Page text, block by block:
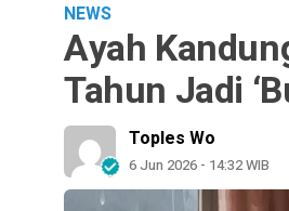
NEWS
Ayah
Tahun Jadi
Toples Wo
6 Jun 2026 - 14:32 WIB